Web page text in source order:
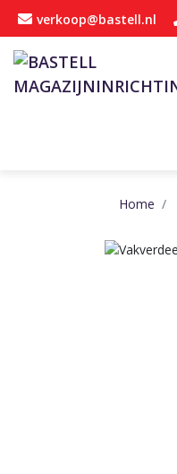
verkoop@bastell.nl
Home